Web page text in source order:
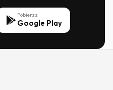
Pobierz z
Google Play